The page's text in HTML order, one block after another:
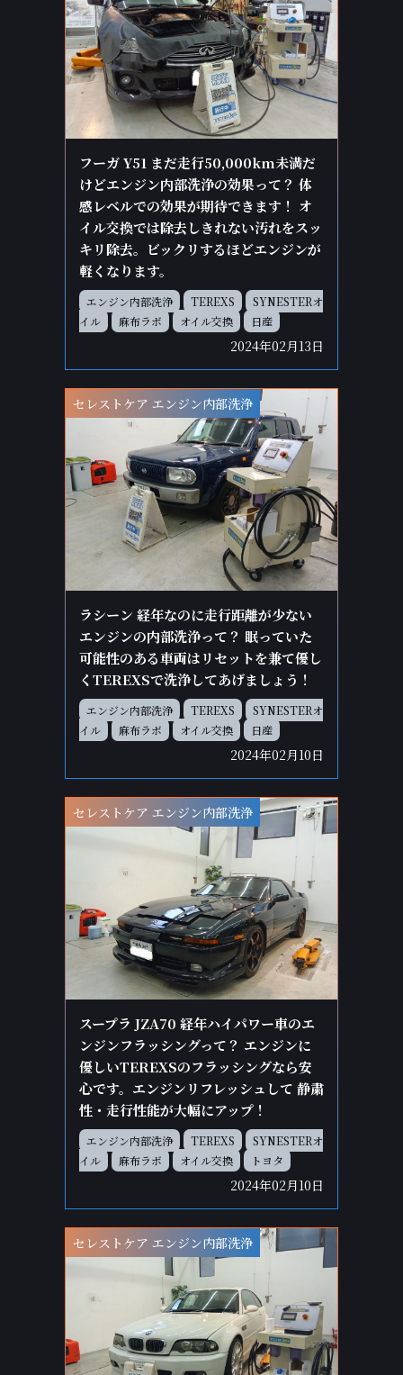
フーガ Y51 まだ走行50,000km未満だ
けどエンジン内部洗浄の効果って？ 体
感レベルでの効果が期待できます！ オ
イル交換では除去しきれない汚れをスッ
キリ除去。ビックリするほどエンジンが
軽くなります。
エンジン内部洗浄 TEREXS
SYNESTERオ
イル
麻布ラボ オイル交換 日産
2024年02月13日
セレストケア エンジン内部洗浄
ラシーン 経年なのに走行距離が少ない
エンジンの内部洗浄って？ 眠っていた
可能性のある車両はリセットを兼て優し
くTEREXSで洗浄してあげましょう！
エンジン内部洗浄 TEREXS
SYNESTERオ
イル
麻布ラボ オイル交換 日産
2024年02月10日
セレストケア エンジン内部洗浄
スープラ JZA70 経年ハイパワー車のエ
ンジンフラッシングって？ エンジンに
優しいTEREXSのフラッシングなら安
心です。エンジンリフレッシュして 静粛
性・走行性能が大幅にアップ！
エンジン内部洗浄 TEREXS
SYNESTERオ
イル
麻布ラボ オイル交換 トヨタ
2024年02月10日
セレストケア エンジン内部洗浄